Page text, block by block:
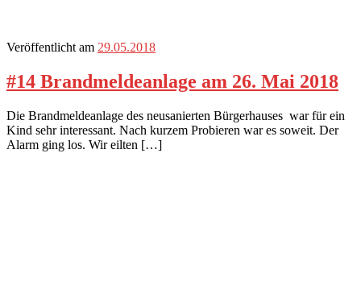
Veröffentlicht am 29.05.2018
#14 Brandmeldeanlage am 26. Mai 2018
Die Brandmeldeanlage des neusanierten Bürgerhauses war für ein
Kind sehr interessant. Nach kurzem Probieren war es soweit. Der
Alarm ging los. Wir eilten […]